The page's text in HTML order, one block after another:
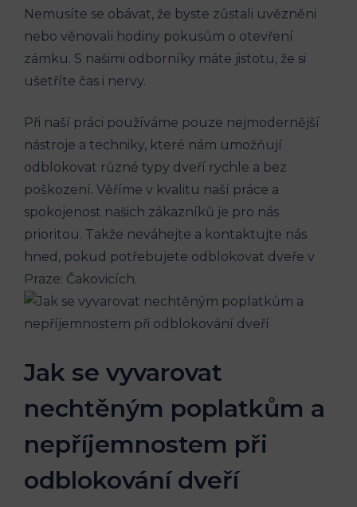
Nemusíte​ se obávat, že byste⁤ zůstali uvězněni
nebo věnovali​ hodiny pokusům o otevření
zámku. S našimi odborníky máte jistotu, že si
ušetříte ‍čas i nervy.
Při naší‍ práci používáme pouze nejmodernější
nástroje a techniky, ‌které nám umožňují
odblokovat různé​ typy dveří ⁣rychle a bez
poškození. Věříme v kvalitu naší práce a
spokojenost našich zákazníků je pro nás
prioritou. Takže neváhejte a⁣ kontaktujte nás
hned, pokud potřebujete odblokovat dveře v
Praze: Čakovicích.
Jak ‍se⁤ vyvarovat
⁤nechtěným⁤ poplatkům‌ a
nepříjemnostem při
odblokování dveří